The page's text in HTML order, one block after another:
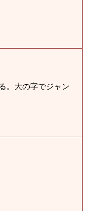
。大の字でジャン